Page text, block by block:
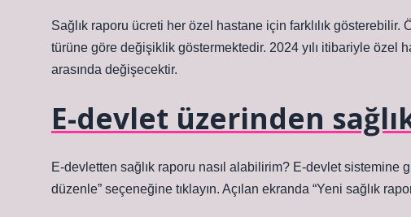
Sağlık raporu ücreti her özel hastane için farklılık
türüne göre değişiklik göstermektedir. 2024 yılı itibariyle özel
arasında değişecektir.
E-devlet üzerinden
E-devletten sağlık raporu nasıl alabilirim? E-devlet sistemine
düzenle” seçeneğine tıklayın. Açılan ekranda “Yeni sağlık